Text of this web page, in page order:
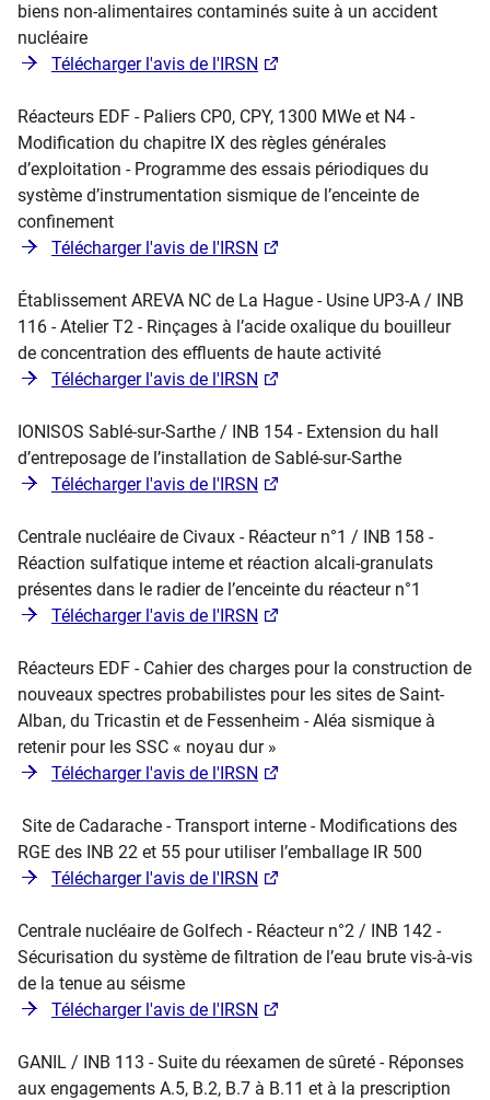
biens non-alimentaires contaminés suite à un accident
nucléaire
Télécharger l'avis de l'IRSN
Réacteurs EDF - Paliers CP0, CPY, 1300 MWe et N4 -
Modification du chapitre IX des règles générales
d’exploitation - Programme des essais périodiques du
système d’instrumentation sismique de l’enceinte de
confinement
Télécharger l'avis de l'IRSN
Établissement AREVA NC de La Hague - Usine UP3-A / INB
116 - Atelier T2 - Rinçages à l’acide oxalique du bouilleur
de concentration des effluents de haute activité
Télécharger l'avis de l'IRSN
IONISOS Sablé-sur-Sarthe / INB 154 - Extension du hall
d’entreposage de l’installation de Sablé-sur-Sarthe
Télécharger l'avis de l'IRSN
Centrale nucléaire de Civaux - Réacteur n°1 / INB 158 -
Réaction sulfatique inteme et réaction alcali-granulats
présentes dans le radier de l’enceinte du réacteur n°1
Télécharger l'avis de l'IRSN
Réacteurs EDF - Cahier des charges pour la construction de
nouveaux spectres probabilistes pour les sites de Saint-
Alban, du Tricastin et de Fessenheim - Aléa sismique à
retenir pour les SSC « noyau dur »
Télécharger l'avis de l'IRSN
Site de Cadarache -Transport interne - Modifications des
RGE des INB 22 et 55 pour utiliser l’emballage IR 500
Télécharger l'avis de l'IRSN
Centrale nucléaire de Golfech - Réacteur n°2 / INB 142 -
Sécurisation du système de filtration de l’eau brute vis-à-vis
de la tenue au séisme
Télécharger l'avis de l'IRSN
GANIL / INB 113 - Suite du réexamen de sûreté - Réponses
aux engagements A.5, B.2, B.7 à B.11 et à la prescription